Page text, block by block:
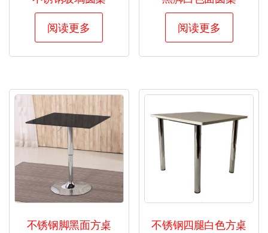
阅读更多 阅读更多
不锈钢脚黑面方桌 不锈钢四腿白色方桌